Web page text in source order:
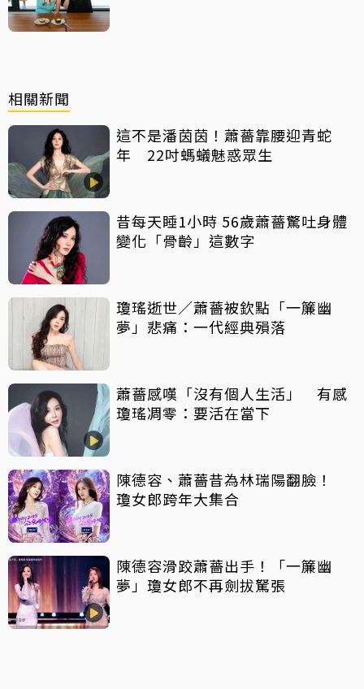
相關新聞
這不是潘茵茵！蕭薔靠腰迎青蛇
年 22吋螞蟻魅惑眾生
昔每天睡1小時 56歲蕭薔驚吐身體
變化「骨齡」這數字
瓊瑤逝世／蕭薔被欽點「一簾幽
夢」悲痛：一代經典殞落
蕭薔感嘆「沒有個人生活」 有感
瓊瑤凋零：要活在當下
陳德容、蕭薔昔為林瑞陽翻臉！
瓊女郎跨年大集合
陳德容滑跤蕭薔出手！「一簾幽
夢」瓊女郎不再劍拔駑張